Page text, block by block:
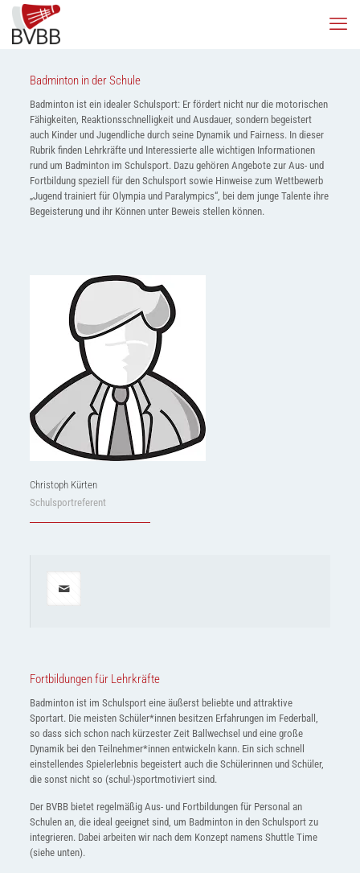
Badminton in der Schule
Badminton ist ein idealer Schulsport: Er fördert nicht nur die motorischen
Fähigkeiten, Reaktionsschnelligkeit und Ausdauer, sondern begeistert
auch Kinder und Jugendliche durch seine Dynamik und Fairness. In dieser
Rubrik finden Lehrkräfte und Interessierte alle wichtigen Informationen
rund um Badminton im Schulsport. Dazu gehören Angebote zur Aus- und
Fortbildung speziell für den Schulsport sowie Hinweise zum Wettbewerb
„Jugend trainiert für Olympia und Paralympics“, bei dem junge Talente ihre
Begeisterung und ihr Können unter Beweis stellen können.
Christoph Kürten
Schulsportreferent
Fortbildungen für Lehrkräfte
Badminton ist im Schulsport eine äußerst beliebte und attraktive
Sportart. Die meisten Schüler*innen besitzen Erfahrungen im Federball,
so dass sich schon nach kürzester Zeit Ballwechsel und eine große
Dynamik bei den Teilnehmer*innen entwickeln kann. Ein sich schnell
einstellendes Spielerlebnis begeistert auch die Schülerinnen und Schüler,
die sonst nicht so (schul-)sportmotiviert sind.
Der BVBB bietet regelmäßig Aus- und Fortbildungen für Personal an
Schulen an, die ideal geeignet sind, um Badminton in den Schulsport zu
integrieren. Dabei arbeiten wir nach dem Konzept namens Shuttle Time
(siehe unten).